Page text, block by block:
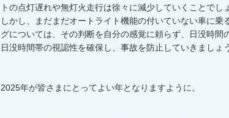
トの点灯遅れや無灯火走行は徐々に減少していくことでし
しかし、まだまだオートライト機能の付いていない車に
グについては、その判断を自分の感覚に頼らず、日没時
日没時間帯の視認性を確保し、事故を防止していきましょう
2025年が皆さまにとってよい年となりますように。